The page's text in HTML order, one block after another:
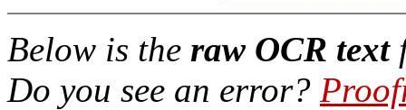
Below is the raw OCR text
Do you see an error?